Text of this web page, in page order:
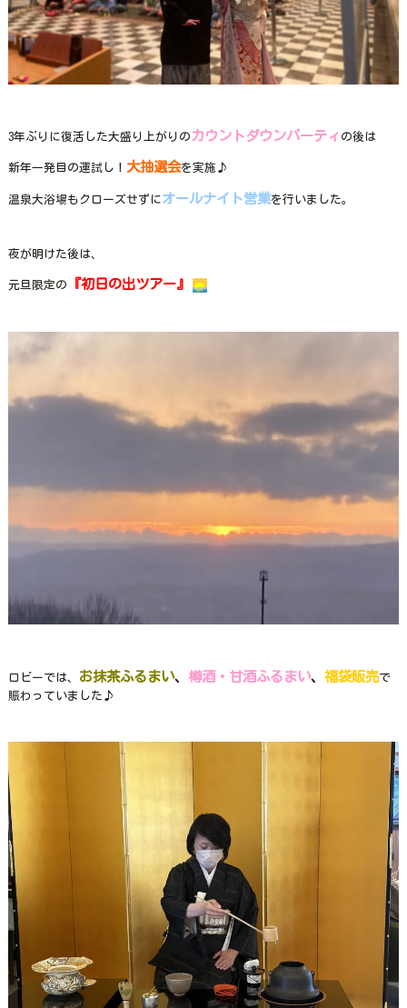
3年ぶりに復活した大盛り上がりの カウントダウンパーティ の後は
新年一発目の運試し！ 大抽選会を実施♪
温泉大浴場もクローズせずに オールナイト営業を行いました。
夜が明けた後は、
元旦限定の 『初日の出ツアー』
ロビーでは、 お抹茶ふるまい、 樽酒・甘酒ふるまい、 福袋販売で
賑わっていました♪